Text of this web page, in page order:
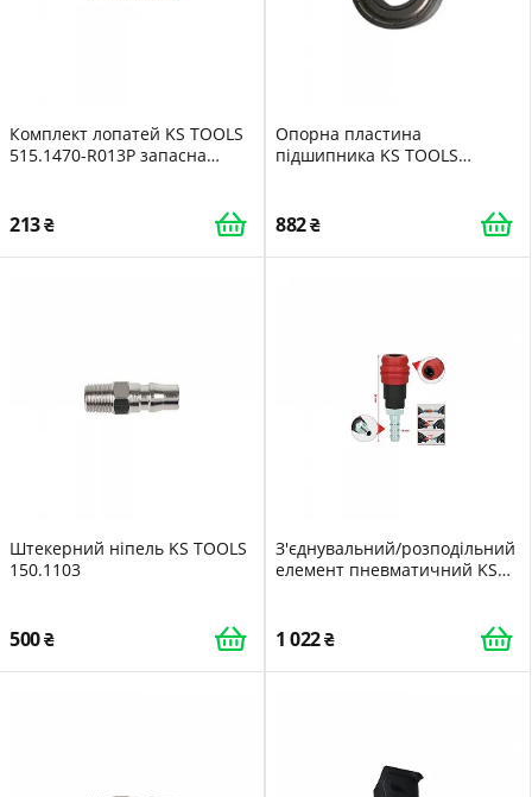
Комплект лопатей KS TOOLS
515.1470-R013P запасна
213
Опорна пластина
підшипника KS TOOLS
гайковерта
882
Штекерний ніпель KS TOOLS
150.1103
500
З'єднувальний/розподільний
елемент пневматичний KS
1 022